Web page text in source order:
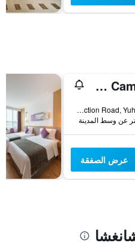
7 Days Premium Changsha Environmental Science Park Yuntang Campus
No. 17 East Environmental Protection Road, Yuhua District, تشانغشا, الصين
عرض الصفقة